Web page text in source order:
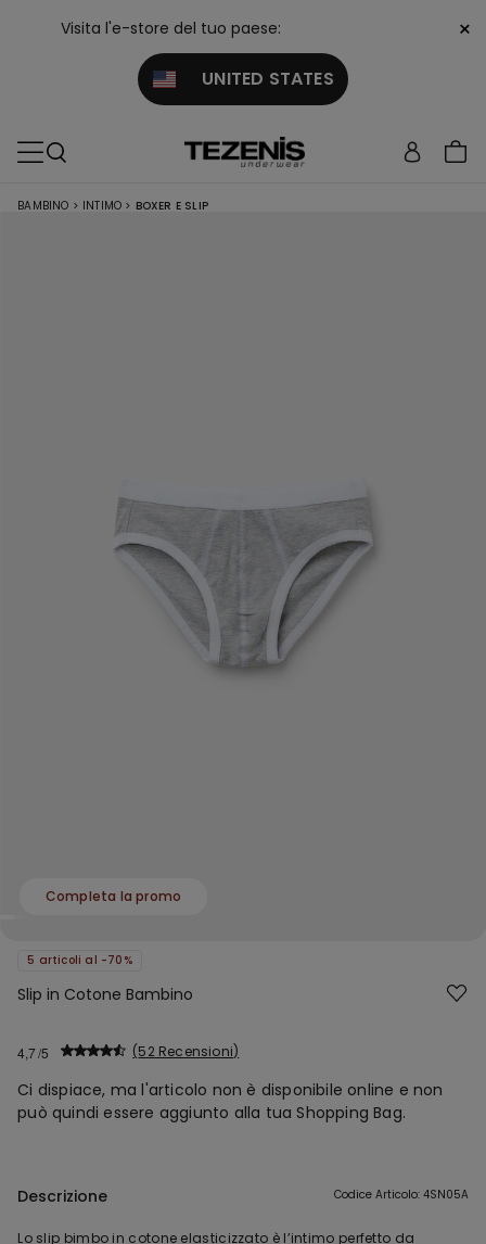
Visita l'e-store del tuo paese:
UNITED STATES
×
BAMBINO > INTIMO > BOXER E SLIP
Completa la promo
5 articoli al -70%
Slip in Cotone Bambino
4,7 52 Recensioni
Ci dispiace, ma l'articolo non è disponibile online e non
può quindi essere aggiunto alla tua Shopping Bag.
Descrizione Codice Articolo: 4SN05A
Lo slip bimbo in cotone elasticizzato è l’intimo perfetto da